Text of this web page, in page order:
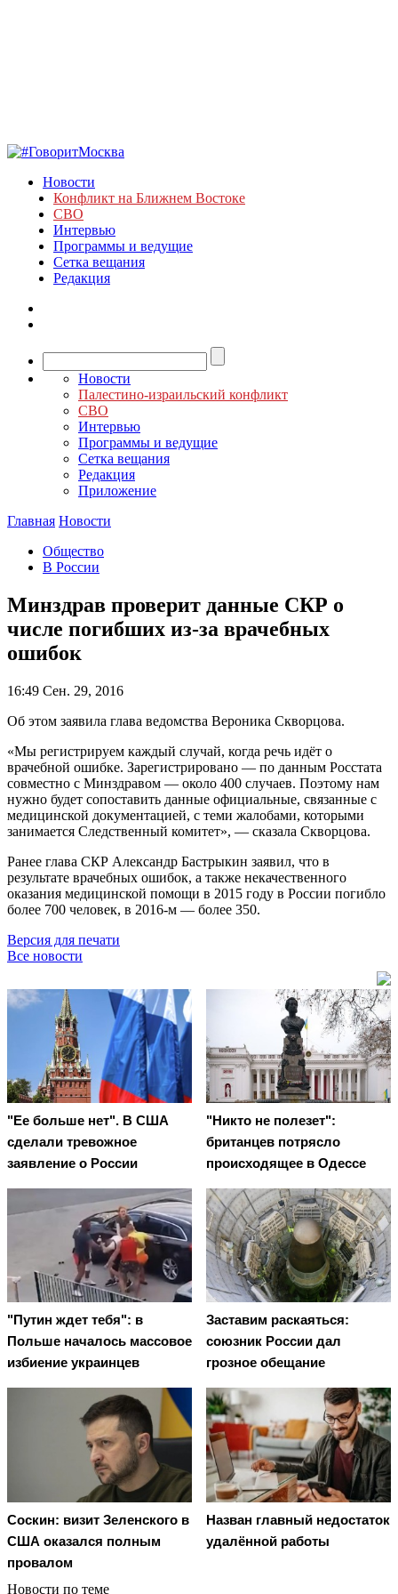
Новости
Конфликт на Ближнем Востоке
СВО
Интервью
Программы и ведущие
Сетка вещания
Редакция
Новости
Палестино-израильский конфликт
СВО
Интервью
Программы и ведущие
Сетка вещания
Редакция
Приложение
Главная Новости
Общество
В России
Минздрав проверит данные СКР о
числе погибших из-за врачебных
ошибок
16:49 Сен. 29, 2016
Об этом заявила глава ведомства Вероника Скворцова.
«Мы регистрируем каждый случай, когда речь идёт о
врачебной ошибке. Зарегистрировано — по данным Росстата
совместно с Минздравом — около 400 случаев. Поэтому нам
нужно будет сопоставить данные официальные, связанные с
медицинской документацией, с теми жалобами, которыми
занимается Следственный комитет», — сказала Скворцова.
Ранее глава СКР Александр Бастрыкин заявил, что в
результате врачебных ошибок, а также некачественного
оказания медицинской помощи в 2015 году в России погибло
более 700 человек, в 2016-м — более 350.
Версия для печати
Все новости
"Ее больше нет". В США
сделали тревожное
заявление о России
"Никто не полезет":
британцев потрясло
происходящее в Одессе
"Путин ждет тебя": в
Польше началось массовое
избиение украинцев
Заставим раскаяться:
союзник России дал
грозное обещание
Соскин: визит Зеленского в
США оказался полным
провалом
Назван главный недостаток
удалённой работы
Новости по теме